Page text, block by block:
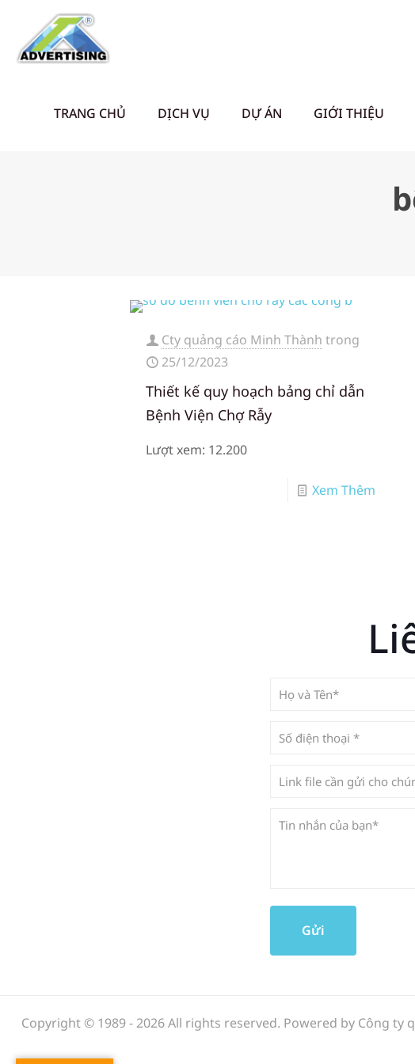
TRANG CHỦ DỊCH VỤ DỰ ÁN GIỚI THIỆU
Cty quảng cáo Minh Thành trong
25/12/2023
Thiết kế quy hoạch bảng chỉ dẫn
Bệnh Viện Chợ Rẫy
Lượt xem: 12.200
Xem Thêm
Copyright © 1989 - 2026 All rights reserved. Powered by Công